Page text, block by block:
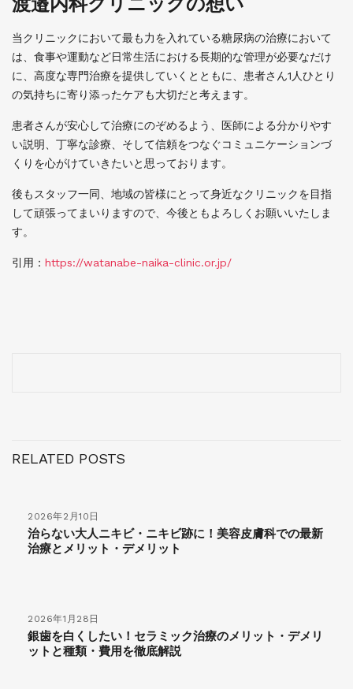
当クリニックにおいて最も力を入れている糖尿病の治療において
は、食事や運動など日常生活における長期的な管理が必要なだけ
に、高度な専門治療を提供していくとともに、患者さん1人ひとり
の気持ちに寄り添ったケアも大切だと考えます。
患者さんが安心して治療にのぞめるよう、医師による分かりやす
い説明、丁寧な診療、そして信頼をつなぐコミュニケーションづ
くりを心がけていきたいと思っております。
後もスタッフ一同、地域の皆様にとって身近なクリニックを目指
して頑張ってまいりますので、今後ともよろしくお願いいたしま
す。
引用： https://watanabe-naika-clinic.or.jp/
RELATED POSTS
2026年2月10日
治らない大人ニキビ・ニキビ跡に！美容皮膚科での最新
治療とメリット・デメリット
2026年1月28日
銀歯を白くしたい！セラミック治療のメリット・デメリ
ットと種類・費用を徹底解説